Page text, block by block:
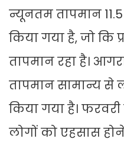
न्यूनतम तापमान
किया गया है, जो
तापमान रहा है।
तापमान सामान्य से
किया गया है।
लोगों को एहसास